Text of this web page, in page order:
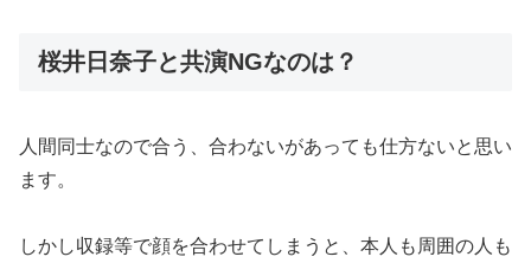
桜井日奈子と共演NGなのは？
人間同士なので合う、合わないがあっても仕方ないと思い
ます。
しかし収録等で顔を合わせてしまうと、本人も周囲の人も